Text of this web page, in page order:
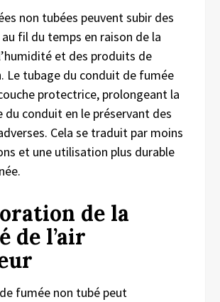
non tubées peuvent subir des
fil du temps en raison de la
et des produits de
Le tubage du conduit de fumée
protectrice, prolongeant la
du conduit en le préservant des
Cela se traduit par moins
et une utilisation plus durable
de la
de l’air
fumée non tubé peut